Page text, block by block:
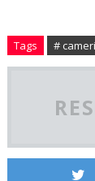
Tags #